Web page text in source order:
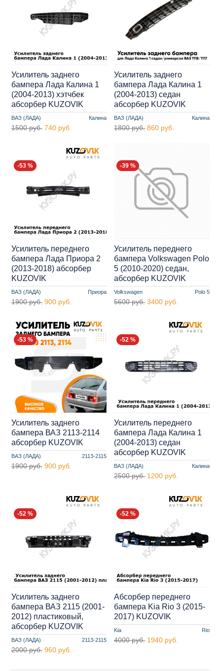
ВАЗ (ЛАДА) Калина
Усилитель заднего
бампера Лада Калина 1
(2004-2013) хэтчбек
абсорбер KUZOVIK
1500 руб. 740 руб.
ВАЗ (ЛАДА) Калина
Усилитель заднего
бампера Лада Калина 1
(2004-2013) седан
абсорбер KUZOVIK
1800 руб. 860 руб.
-53 %
ВАЗ (ЛАДА) Приора
Усилитель переднего
бампера Лада Приора 2
(2013-2018) абсорбер
KUZOVIK
1900 руб. 900 руб.
-39 %
Volkswagen Polo 5
Усилитель переднего
бампера Volkswagen Polo
5 (2010-2020) седан,
абсорбер KUZOVIK
5600 руб. 3400 руб.
-53 %
ВАЗ (ЛАДА) 2113-2115
Усилитель заднего
бампера ВАЗ 2113-2114
абсорбер KUZOVIK
1900 руб. 900 руб.
-52 %
ВАЗ (ЛАДА) Калина
Усилитель переднего
бампера Лада Калина 1
(2004-2013) седан
абсорбер KUZOVIK
2500 руб. 1200 руб.
-52 %
ВАЗ (ЛАДА) 2113-2115
Усилитель заднего
бампера ВАЗ 2115 (2001-
2012) пластиковый,
абсорбер KUZOVIK
2000 руб. 960 руб.
-52 %
Kia Rio
Абсорбер переднего
бампера Kia Rio 3 (2015-
2017) KUZOVIK
4000 руб. 1940 руб.